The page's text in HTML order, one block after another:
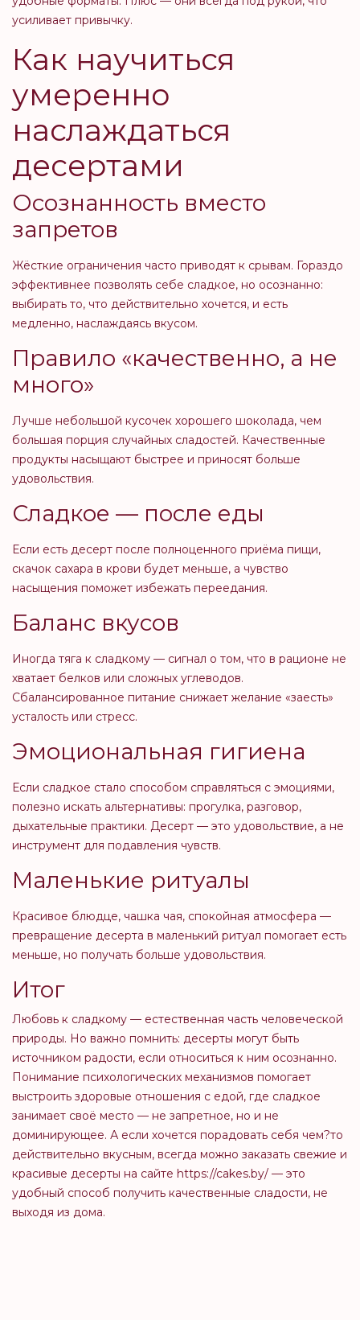
усиливает привычку.
Как научиться
умеренно
наслаждаться
десертами
Осознанность вместо
запретов
Жёсткие ограничения часто приводят к срывам. Гораздо
эффективнее позволять себе сладкое, но осознанно:
выбирать то, что действительно хочется, и есть
медленно, наслаждаясь вкусом.
Правило «качественно, а не
много»
Лучше небольшой кусочек хорошего шоколада, чем
большая порция случайных сладостей. Качественные
продукты насыщают быстрее и приносят больше
удовольствия.
Сладкое — после еды
Если есть десерт после полноценного приёма пищи,
скачок сахара в крови будет меньше, а чувство
насыщения поможет избежать переедания.
Баланс вкусов
Иногда тяга к сладкому — сигнал о том, что в рационе не
хватает белков или сложных углеводов.
Сбалансированное питание снижает желание «заесть»
усталость или стресс.
Эмоциональная гигиена
Если сладкое стало способом справляться с эмоциями,
полезно искать альтернативы: прогулка, разговор,
дыхательные практики. Десерт — это удовольствие, а не
инструмент для подавления чувств.
Маленькие ритуалы
Красивое блюдце, чашка чая, спокойная атмосфера —
превращение десерта в маленький ритуал помогает есть
меньше, но получать больше удовольствия.
Итог
Любовь к сладкому — естественная часть человеческой
природы. Но важно помнить: десерты могут быть
источником радости, если относиться к ним осознанно.
Понимание психологических механизмов помогает
выстроить здоровые отношения с едой, где сладкое
занимает своё место — не запретное, но и не
доминирующее. А если хочется порадовать себя чем?то
действительно вкусным, всегда можно заказать свежие и
красивые десерты на сайте https://cakes.by/ — это
удобный способ получить качественные сладости, не
выходя из дома.